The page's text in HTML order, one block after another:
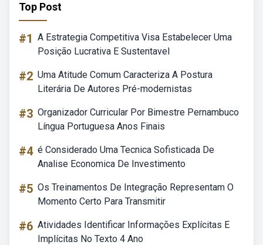
Top Post
#1 A Estrategia Competitiva Visa Estabelecer Uma
Posição Lucrativa E Sustentavel
#2 Uma Atitude Comum Caracteriza A Postura
Literária De Autores Pré-modernistas
#3 Organizador Curricular Por Bimestre Pernambuco
Língua Portuguesa Anos Finais
#4 é Considerado Uma Tecnica Sofisticada De
Analise Economica De Investimento
#5 Os Treinamentos De Integração Representam O
Momento Certo Para Transmitir
#6 Atividades Identificar Informações Explícitas E
Implícitas No Texto 4 Ano